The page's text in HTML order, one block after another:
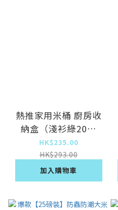
熱推家用米桶 廚房收
納盒（淺衫綠20磅
裝）
HK$235.00
HK$293.00
加入購物車